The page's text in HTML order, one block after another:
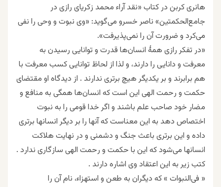
ﻫﺎﻧﺮﯼ ﻛﺮﺑﻦ ﺩﺭ ﮐﺘﺎﺏ «ﻧﻘﺪ ﺁﺭﺍﺀ ﻣﺤﻤﺪ ﺯﮐﺮﯾﺎﯼ ﺭﺍﺯﯼ ﺩﺭ
ﺟﺎﻣﻊﺍﻟﺤﮑﻤﺘﯿﻦ» ﻧﺎﺻﺮ ﺧﺴﺮﻭ ﻣﯽﮔﻮﯾﺪ: «ﻭﯼ ﻧﺒﻮﺕ ﻭ ﻭﺣﯽ ﺭﺍ ﻧﻔﯽ
ﻣﯽﮐﺮﺩ ﻭ ﺿﺮﻭﺭﺕ ﺁﻥ ﺭﺍ ﻧﻤﯽﭘﺬﯾﺮﻓﺖ».
«ﺩﺭ ﺗﻔﮑﺮ ﺭﺍﺯﯼ ﻫﻤﻪٔ ﺍﻧﺴﺎﻥﻫﺎ ﻗﺪﺭﺕ ﻭ ﺗﻮﺍﻧﺎﯾﯽ ﺭﺳﯿﺪﻥ ﺑﻪ
ﻣﻌﺮﻓﺖ ﻭ ﺩﺍﻧﺎﯾﯽ ﺭﺍ ﺩﺍﺭﻧﺪ، ﻭ ﻟﺬﺍ ﺍﺯ ﻟﺤﺎﻅ ﺗﻮﺍﻧﺎﯾﯽ ﮐﺴﺐ ﻣﻌﺮﻓﺖ ﺑﺎ
ﻫﻢ ﺑﺮﺍﺑﺮﻧﺪ ﻭ ﺑﺮ ﯾﮑﺪﯾﮕﺮ ﻫﯿﭻ ﺑﺮﺗﺮﯼ ﻧﺪﺍﺭﻧﺪ . ﺍﺯ ﺩﯾﺪﮔﺎﻩ ﺍﻭ ﻣﻘﺘﻀﺎﯼ
ﺣﮑﻤﺖ ﻭ ﺭﺣﻤﺖ ﺍﻟﻬﯽ ﺍﯾﻦ ﺍﺳﺖ ﮐﻪ ﺍﻧﺴﺎﻥﻫﺎ ﻫﻤﮕﯽ ﺑﻪ ﻣﻨﺎﻓﻊ ﻭ
ﻣﻀﺎﺭ ﺧﻮﺩ ﺻﺎﺣﺐ ﻋﻠﻢ ﺑﺎﺷﻨﺪ ﻭ ﺍﮔﺮ ﺧﺪﺍ ﻗﻮﻣﯽ ﺭﺍ ﺑﻪ ﻧﺒﻮﺕ
ﺍﺧﺘﺼﺎﺹ ﺩﻫﺪ ﺑﻪ ﺍﯾﻦ ﻣﻌﻨﺎﺳﺖ ﮐﻪ ﺁﻧﻬﺎ ﺭﺍ ﺑﺮ ﺩﯾﮕﺮ ﺍﻧﺴﺎﻧﻬﺎ ﺑﺮﺗﺮﯼ
ﺩﺍﺩﻩ ﻭ ﺍﯾﻦ ﺑﺮﺗﺮﯼ ﺑﺎﻋﺚ ﺟﻨﮓ ﻭ ﺩﺷﻤﻨﯽ ﻭ ﺩﺭ ﻧﻬﺎﯾﺖ ﻫﻼﮐﺖ
ﺍﻧﺴﺎﻧﻬﺎ ﻣﯽﺷﻮﺩ ﮐﻪ ﺍﯾﻦ ﺑﺎ ﺣﮑﻤﺖ ﻭ ﺭﺣﻤﺖ ﺍﻟﻬﯽ ﺳﺎﺯﮔﺎﺭﯼ ﻧﺪﺍﺭﺩ .
ﮐﺘﺐ ﺯﯾﺮ ﺑﻪ ﺍﯾﻦ ﺍﻋﺘﻘﺎﺩ ﻭﯼ ﺍﺷﺎﺭﻩ ﺩﺍﺭﻧﺪ .
« ﻓﯽﺍﻟﻨﺒﻮﺍﺕ » ﮐﻪ ﺩﯾﮕﺮﺍﻥ ﺑﻪ ﻃﻌﻦ ﻭ ﺍﺳﺘﻬﺰﺍﺀ، ﻧﺎﻡ ﺁﻥ ﺭﺍ